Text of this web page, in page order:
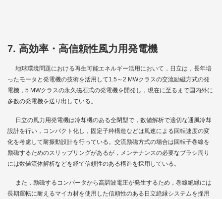
7. 高効率・高信頼性風力用発電機
地球環境問題における再生可能エネルギー活用において，日立は，長年培
ったモータと発電機の技術を活用して1.5～2 MWクラスの交流励磁方式の発
電機，5 MWクラスの永久磁石式の発電機を開発し，現在に至るまで国内外に
多数の発電機を送り出している。
日立の風力用発電機は冷却機のある全閉型で，数値解析で適切な通風冷却
設計を行い，コンパクト化し，固定子枠構造などは風速による回転速度の変
化を考慮して耐振動設計を行っている。交流励磁方式の場合は回転子巻線を
励磁するためのスリップリングがあるが，メンテナンスの必要なブラシ周り
には数値流体解析などを経て信頼性のある構造を採用している。
また，励磁するコンバータから高調波電圧が発生するため，巻線絶縁には
長期運転に耐えるマイカ材を使用した信頼性のある日立絶縁システムを採用